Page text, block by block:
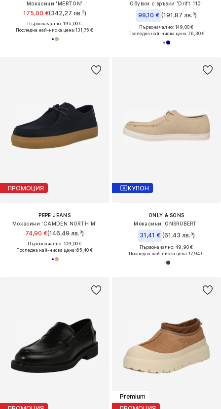
Мокасини 'MERTON'
175,00 €(342,27 лв.³)
Първоначално: 195,00 €
Последна най-ниска цена:131,75 €
Обувки с връзки 'Drift 110'
98,10 € (191,87 лв.³)
Първоначално: 149,00 €
Последна най-ниска цена:76,30 €
ПРОМОЦИЯ
PEPE JEANS
Мокасини 'CAMDEN NORTH M'
74,90 €(146,49 лв.³)
Първоначално: 109,00 €
Последна най-ниска цена:65,40 €
КУПОН
ONLY & SONS
Мокасини 'ONSROBERT'
31,41 € (61,43 лв.³)
Първоначално: 49,90 €
Последна най-ниска цена:17,94 €
Premium